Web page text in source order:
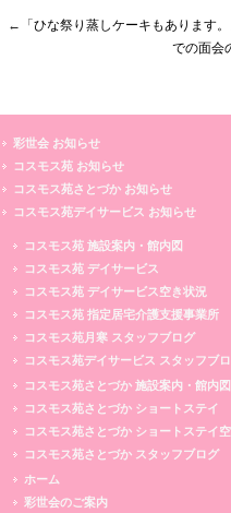
←「 ひな祭り蒸しケーキもあります。
での面会
彩世会 お知らせ
コスモス苑 お知らせ
コスモス苑さとづか お知らせ
コスモス苑デイサービス お知らせ
コスモス苑 施設案内・館内図
コスモス苑 デイサービス
コスモス苑 デイサービス空き状況
コスモス苑 指定居宅介護支援事業所
コスモス苑月寒 スタッフブログ
コスモス苑デイサービス スタッフブ
コスモス苑さとづか 施設案内・館内図
コスモス苑さとづか ショートステイ
コスモス苑さとづか ショートステイ
コスモス苑さとづか スタッフブログ
ホーム
彩世会のご案内